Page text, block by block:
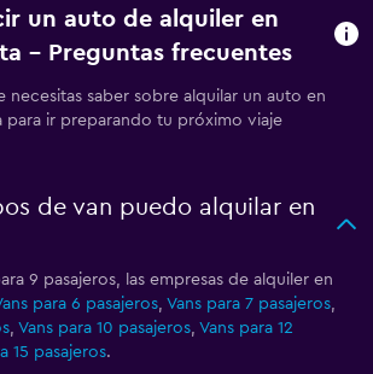
un auto de alquiler en
- Preguntas frecuentes
necesitas saber sobre alquilar un auto en
para ir preparando tu próximo viaje
de van puedo alquilar en
9 pasajeros, las empresas de alquiler en
para 6 pasajeros, Vans para 7 pasajeros,
, Vans para 10 pasajeros, Vans para 12
15 pasajeros.